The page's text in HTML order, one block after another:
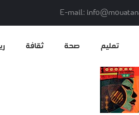
تعليم صحة ثقافة